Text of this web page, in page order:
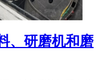
、研磨机和磨